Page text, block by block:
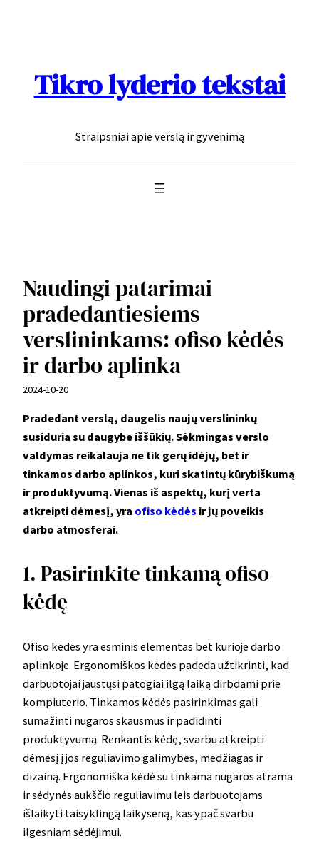
Tikro lyderio tekstai
Straipsniai apie verslą ir gyvenimą
Naudingi patarimai
pradedantiesiems
verslininkams: ofiso kėdės
ir darbo aplinka
2024-10-20
Pradedant verslą, daugelis naujų verslininkų
susiduria su daugybe iššūkių. Sėkmingas verslo
valdymas reikalauja ne tik gerų idėjų, bet ir
tinkamos darbo aplinkos, kuri skatintų kūrybiškumą
ir produktyvumą. Vienas iš aspektų, kurį verta
atkreipti dėmesį, yra ofiso kėdės ir jų poveikis
darbo atmosferai.
1. Pasirinkite tinkamą ofiso
kėdę
Ofiso kėdės yra esminis elementas bet kurioje darbo
aplinkoje. Ergonomiškos kėdės padeda užtikrinti, kad
darbuotojai jaustųsi patogiai ilgą laiką dirbdami prie
kompiuterio. Tinkamos kėdės pasirinkimas gali
sumažinti nugaros skausmus ir padidinti
produktyvumą. Renkantis kėdę, svarbu atkreipti
dėmesį į jos reguliavimo galimybes, medžiagas ir
dizainą. Ergonomiška kėdė su tinkama nugaros atrama
ir sėdynės aukščio reguliavimu leis darbuotojams
išlaikyti taisyklingą laikyseną, kas ypač svarbu
ilgesniam sėdėjimui.